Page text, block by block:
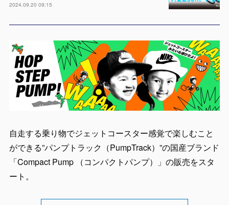
2024.09.20 09:15
自走する乗り物でジェットコースター感覚で楽しむこと
ができる”パンプトラック（PumpTrack）”の国産ブランド
「Compact Pump （コンパクトパンプ）」の販売をスタ
ート。